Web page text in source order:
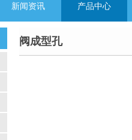
新闻资讯 产品中心
阀成型孔